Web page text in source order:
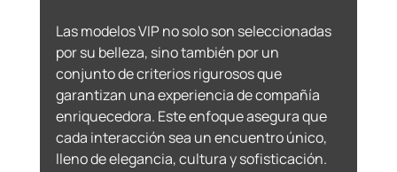
Las modelos VIP no solo son seleccionadas
por su belleza, sino también por un
conjunto de criterios rigurosos que
garantizan una experiencia de compañía
enriquecedora. Este enfoque asegura que
cada interacción sea un encuentro único,
lleno de elegancia, cultura y sofisticación.